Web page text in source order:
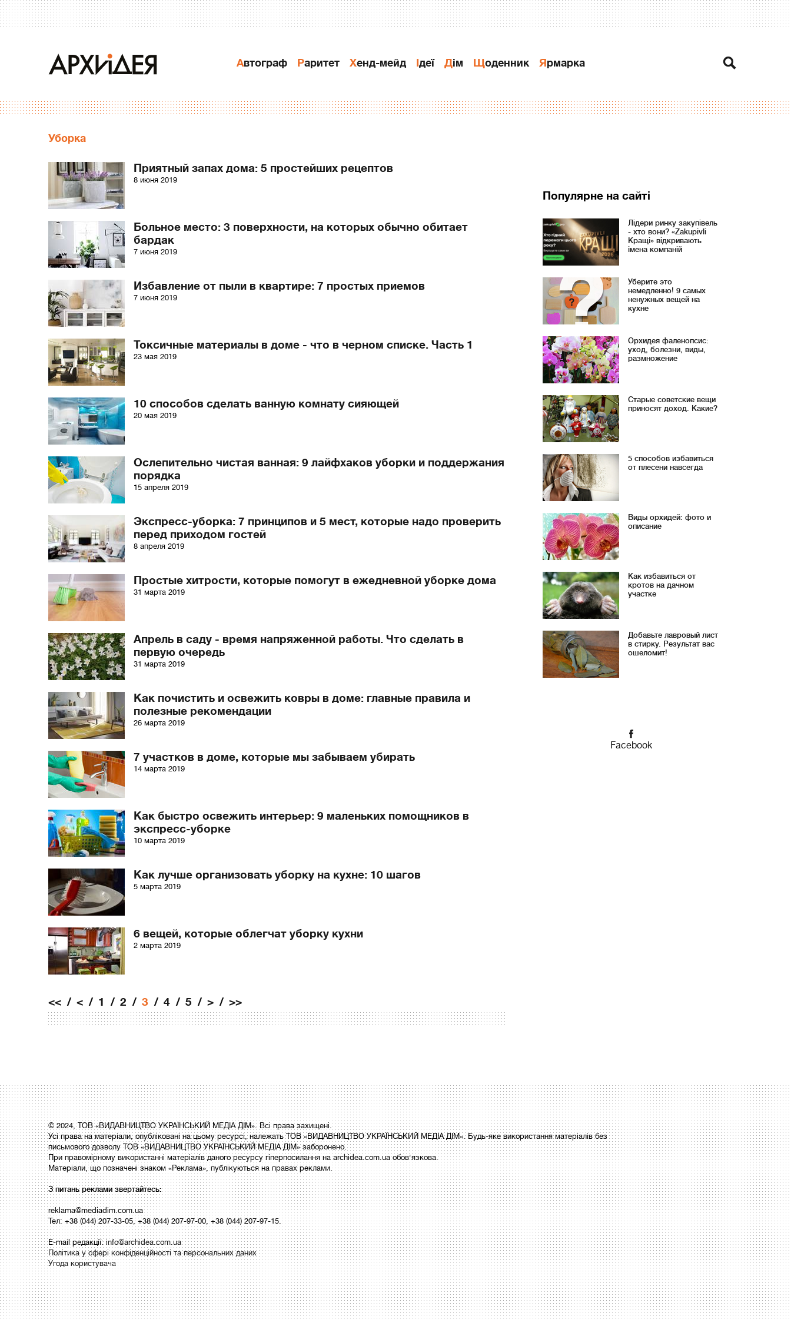
Автограф Раритет Хенд-мейд Ідеї Дiм Щоденник Ярмарка
Уборка
Приятный запах дома: 5 простейших рецептов
8 июня 2019
Больное место: 3 поверхности, на которых обычно обитает
бардак
7 июня 2019
Избавление от пыли в квартире: 7 простых приемов
7 июня 2019
Токсичные материалы в доме - что в черном списке. Часть 1
23 мая 2019
10 способов сделать ванную комнату сияющей
20 мая 2019
Ослепительно чистая ванная: 9 лайфхаков уборки и поддержания
порядка
15 апреля 2019
Экспресс-уборка: 7 принципов и 5 мест, которые надо проверить
перед приходом гостей
8 апреля 2019
Простые хитрости, которые помогут в ежедневной уборке дома
31 марта 2019
Апрель в саду - время напряженной работы. Что сделать в
первую очередь
31 марта 2019
Как почистить и освежить ковры в доме: главные правила и
полезные рекомендации
26 марта 2019
7 участков в доме, которые мы забываем убирать
14 марта 2019
Как быстро освежить интерьер: 9 маленьких помощников в
экспресс-уборке
10 марта 2019
Как лучше организовать уборку на кухне: 10 шагов
5 марта 2019
6 вещей, которые облегчат уборку кухни
2 марта 2019
<< < 1 2 3 4 5 > >>
Популярне на сайті
Лідери ринку закупівель
- хто вони? «Zakupivli
Кращі» відкривають
імена компаній
Уберите это
немедленно! 9 самых
ненужных вещей на
кухне
Орхидея фаленопсис:
уход, болезни, виды,
размножение
Старые советские вещи
приносят доход. Какие?
5 способов избавиться
от плесени навсегда
Виды орхидей: фото и
описание
Как избавиться от
кротов на дачном
участке
Добавьте лавровый лист
в стирку. Результат вас
ошеломит!
Facebook
© 2024, ТОВ «ВИДАВНИЦТВО УКРАЇНСЬКИЙ МЕДІА ДІМ». Всі права захищені.
Усі права на матеріали, опубліковані на цьому ресурсі, належать ТОВ «ВИДАВНИЦТВО УКРАЇНСЬКИЙ МЕДІА ДІМ». Будь-яке використання матеріалів без
письмового дозволу ТОВ «ВИДАВНИЦТВО УКРАЇНСЬКИЙ МЕДІА ДІМ» заборонено.
При правомірному використанні матеріалів даного ресурсу гіперпосилання на archidea.com.ua обов'язкова.
Матеріали, що позначені знаком «Реклама», публікуються на правах реклами.
З питань реклами звертайтесь:
reklama@mediadim.com.ua
Тел: +38 (044) 207-33-05, +38 (044) 207-97-00, +38 (044) 207-97-15.
E-mail редакції: info@archidea.com.ua
Політика у сфері конфіденційності та персональних даних
Угода користувача